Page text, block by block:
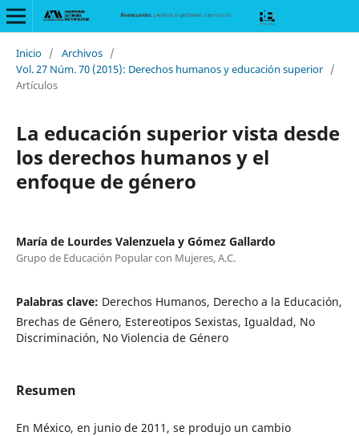
Inicio / Archivos /
Vol. 27 Núm. 70 (2015): Derechos humanos y educación superior /
Artículos
La educación superior vista desde
los derechos humanos y el
enfoque de género
María de Lourdes Valenzuela y Gómez Gallardo
Grupo de Educación Popular con Mujeres, A.C.
Palabras clave: Derechos Humanos, Derecho a la Educación,
Brechas de Género, Estereotipos Sexistas, Igualdad, No
Discriminación, No Violencia de Género
Resumen
En México, en junio de 2011, se produjo un cambio